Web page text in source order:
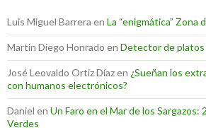
Luis Miguel Barrera en La “enigmática” Zona
Martin Diego Honrado en Detector de platos
José Leovaldo Ortiz Díazen ¿Sueñan los
con humanos electrónicos?
Daniel en Un Faro en el Mar de los Sargazos:
Verdes